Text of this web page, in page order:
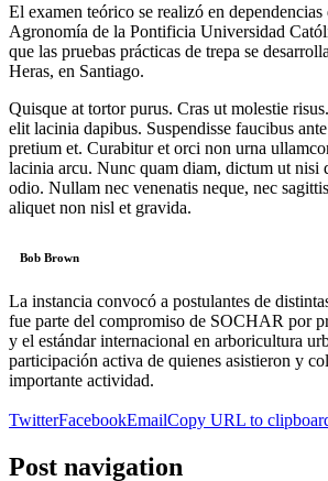
El examen teórico se realizó en
Agronomía de la Pontificia Universidad
que las pruebas prácticas de trepa se
Heras, en Santiago.
Quisque at tortor purus. Cras ut molestie
elit lacinia dapibus. Suspendisse faucibus
pretium et. Curabitur et orci non urna
lacinia arcu. Nunc quam diam, dictum ut nisi
odio. Nullam nec venenatis neque, nec
aliquet non nisl et gravida.
Bob Brown
La instancia convocó a postulantes de
fue parte del compromiso de SOCHAR por
y el estándar internacional en arboricultura
participación activa de quienes asistieron y
importante actividad.
TwitterFacebookEmailCopy URL to
Post navigation